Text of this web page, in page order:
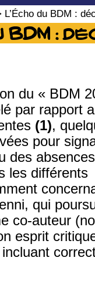
L’Écho du BDM :
BDM :
du « BDM
par rapport
(1),
pour
des
les différents
qui
co-auteur
esprit